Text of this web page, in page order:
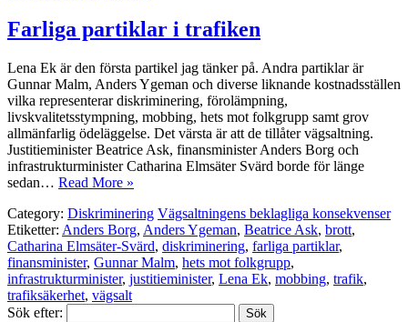
Farliga partiklar i trafiken
Lena Ek är den första partikel jag tänker på. Andra partiklar är
Gunnar Malm, Anders Ygeman och diverse liknande kostnadsställen
vilka representerar diskriminering, förolämpning,
livskvalitetsstympning, mobbing, hets mot folkgrupp samt grov
allmänfarlig ödeläggelse. Det värsta är att de tillåter vägsaltning.
Justitieminister Beatrice Ask, finansminister Anders Borg och
infrastrukturminister Catharina Elmsäter Svärd borde för länge
sedan… Read More »
Category: Diskriminering Vägsaltningens beklagliga konsekvenser
Etiketter: Anders Borg, Anders Ygeman, Beatrice Ask, brott,
Catharina Elmsäter-Svärd, diskriminering, farliga partiklar,
finansminister, Gunnar Malm, hets mot folkgrupp,
infrastrukturminister, justitieminister, Lena Ek, mobbing, trafik,
trafiksäkerhet, vägsalt
Sök efter: